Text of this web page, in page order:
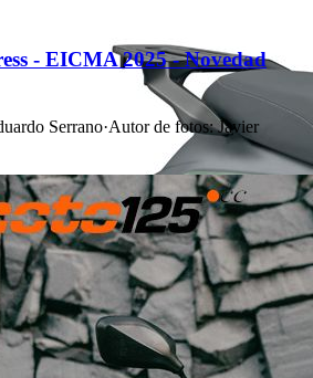
- EICMA 2025 - Novedad
Serrano·Autor de fotos: Javier